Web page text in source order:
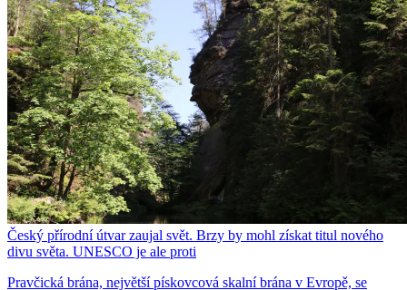
Český přírodní útvar zaujal svět. Brzy by mohl získat titul nového
divu světa. UNESCO je ale proti
Pravčická brána, největší pískovcová skalní brána v Evropě, se